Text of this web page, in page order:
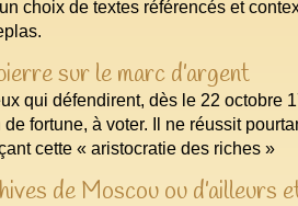
choix de textes référencés et
sur le marc d’argent
qui défendirent, dès le 22 octobre
fortune, à voter. Il ne réussit
cette « aristocratie des riches »
de Moscou ou d’ailleurs